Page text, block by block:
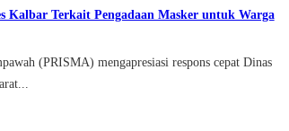
Kalbar Terkait Pengadaan Masker untuk Warga
(PRISMA) mengapresiasi respons cepat Dinas